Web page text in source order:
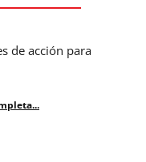
de acción para